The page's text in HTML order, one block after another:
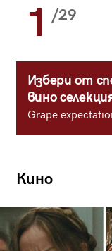
1 /29
Избери от
вино
Grape
Кино